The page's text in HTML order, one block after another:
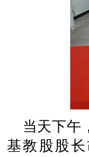
当天下午
基教股股